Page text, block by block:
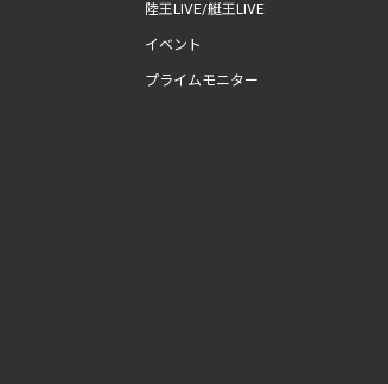
陸王LIVE/艇王LIVE
イベント
プライムモニター